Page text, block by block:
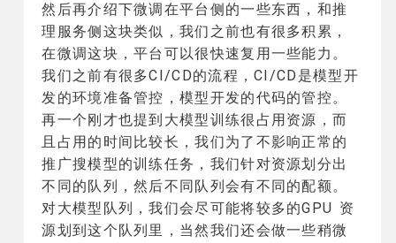
然后再介绍下微调在平台侧的一些东西，和推
理服务侧这块类似，我们之前也有很多积累，
在微调这块，平台可以很快速复用一些能力。
我们之前有很多CI/CD的流程，CI/CD是模型开
发的环境准备管控，模型开发的代码的管控。
再一个刚才也提到大模型训练很占用资源，而
且占用的时间比较长，我们为了不影响正常的
推广搜模型的训练任务，我们针对资源划分出
不同的队列，然后不同队列会有不同的配额。
对大模型队列，我们会尽可能将较多的GPU 资
源划到这个队列里，当然我们还会做一些稍微